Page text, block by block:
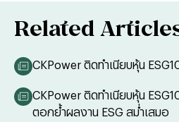
Related
CKPower ติดทำเนียบหุ้น
CKPower ติดทำเนียบหุ้น
ตอกย้ำผลงาน ESG สม่ำเสมอ